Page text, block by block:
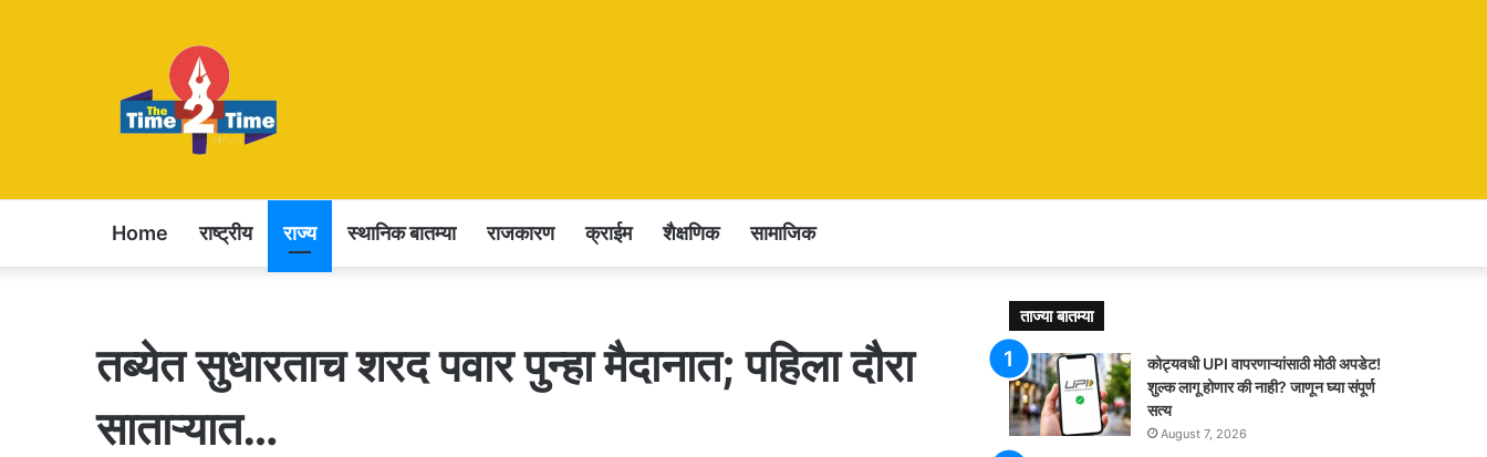
Home राष्ट्रीय राज्य स्थानिक बातम्या राजकारण क्राईम शैक्षणिक सामाजिक
तब्येत सुधारताच शरद पवार पुन्हा मैदानात; पहिला दौरा
साताऱ्यात…
ताज्या बातम्या
कोट्यवधी UPI वापरणाऱ्यांसाठी मोठी अपडेट!
शुल्क लागू होणार की नाही? जाणून घ्या संपूर्ण
सत्य
August 7, 2026